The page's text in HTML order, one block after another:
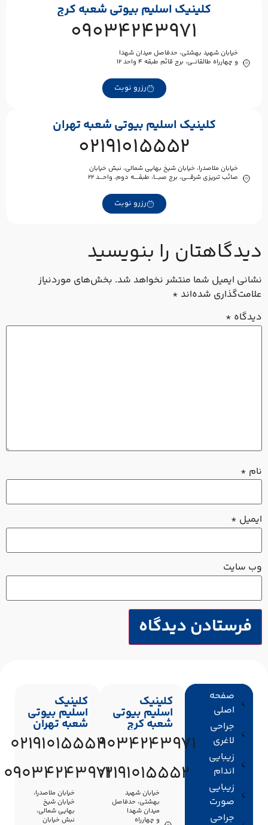
کلینیک اسلیم بیوتی شعبه کرج
09034243971
خیابان شهید بهشتی، حدفاصل میدان شهدا
و چهارراه طالقانــی، برج قائم طبقه ۴ واحد ۱۲
رزرو نوبت
کلینیک اسلیم بیوتی شعبه تهران
02191015552
خیابان ملاصدرا، خیابان شیخ بهایی شمالی، نبش خیابان
صائب تبریزی شرقـــی، برج صبـــا، طبقــــه دوم، واحـــد ۲۲
رزرو نوبت
را بنویسید
ایمیل شما منتشر نخواهد شد.بخش‌های موردنیاز
شده‌اند*
*
*
*
سایت
صفحه
اصلی
جراحی
لاغری
زیبایی
اندام
زیبایی
صورت
جراحی
کلینیک
اسلیم بیوتی
شعبه کرج
09034243971
02191015552
خیابان شهید
بهشتی، حدفاصل
میدان شهدا
و چهارراه
کلینیک
اسلیم بیوتی
شعبه تهران
02191015552
09034243971
خیابان ملاصدرا،
خیابان شیخ
بهایی شمالی،
نبش خیابان